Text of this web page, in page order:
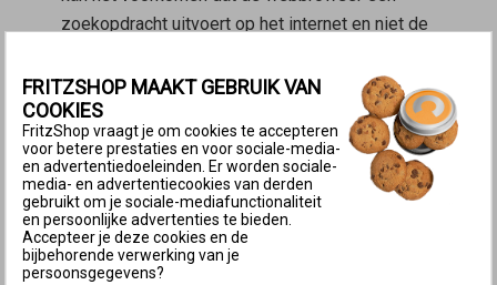
zoekopdracht uitvoert op het internet en niet de
2 Gebruikersinterface via Mesh-overzicht
van de Mesh Master openen
Na deinstallatie van de FRITZ!Repeater achter de
FRITZ!Boxof deinstallatie van de FRITZ!Repeater
achter de FRITZ!Repeater (Mesh Master
gebruikersinterface van de FRITZ!Repeater
gemakkelijk met een klik van de muis via het Mesh-
FRITZSHOP MAAKT GEBRUIK VAN
COOKIES
FritzShop vraagt je om cookies te accepteren
voor betere prestaties en voor sociale-media-
en advertentiedoeleinden. Er worden sociale-
media- en advertentiecookies van derden
gebruikt om je sociale-mediafunctionaliteit
en persoonlijke advertenties te bieden.
Accepteer je deze cookies en de
bijbehorende verwerking van je
persoonsgegevens?